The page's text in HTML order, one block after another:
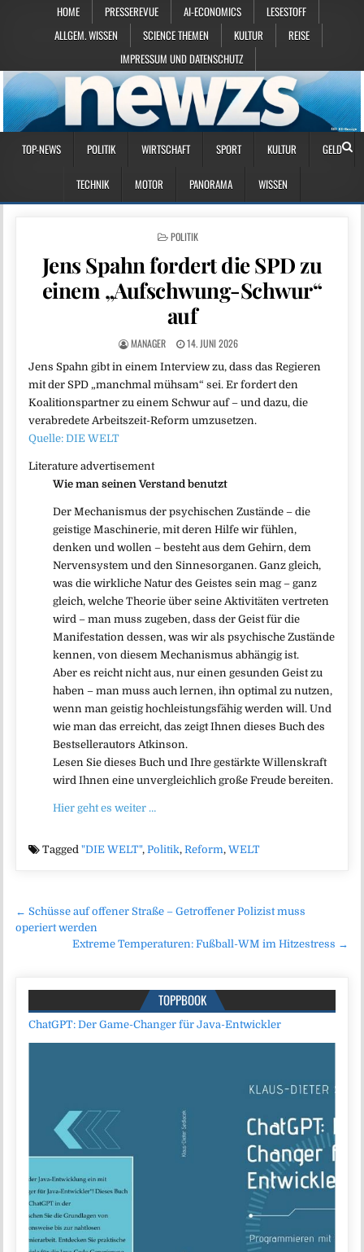
HOME PRESSEREVUE AI-ECONOMICS
LESESTOFF
ALLGEM. WISSEN
SCIENCE THEMEN KULTUR
REISE
IMPRESSUM UND DATENSCHUTZ
TOP-NEWS POLITIK WIRTSCHAFT SPORT KULTUR GELD
TECHNIK MOTOR PANORAMA WISSEN
POSTED IN
POLITIK
Jens Spahn fordert die SPD zu
einem „Aufschwung-Schwur“
auf
MANAGER 14. JUNI 2026
Jens Spahn gibt in einem Interview zu, dass das Regieren
mit der SPD „manchmal mühsam“ sei. Er fordert den
Koalitionspartner zu einem Schwur auf – und dazu, die
verabredete Arbeitszeit-Reform umzusetzen.
Quelle: DIE WELT
Literature advertisement
Wie man seinen Verstand benutzt
Der Mechanismus der psychischen Zustände – die
geistige Maschinerie, mit deren Hilfe wir fühlen,
denken und wollen – besteht aus dem Gehirn, dem
Nervensystem und den Sinnesorganen. Ganz gleich,
was die wirkliche Natur des Geistes sein mag – ganz
gleich, welche Theorie über seine Aktivitäten vertreten
wird – man muss zugeben, dass der Geist für die
Manifestation dessen, was wir als psychische Zustände
kennen, von diesem Mechanismus abhängig ist.
Aber es reicht nicht aus, nur einen gesunden Geist zu
haben – man muss auch lernen, ihn optimal zu nutzen,
wenn man geistig hochleistungsfähig werden will. Und
wie man das erreicht, das zeigt Ihnen dieses Buch des
Bestsellerautors Atkinson.
Lesen Sie dieses Buch und Ihre gestärkte Willenskraft
wird Ihnen eine unvergleichlich große Freude bereiten.
Hier geht es weiter …
Tagged"DIE WELT",Politik,Reform,WELT
Beitragsnavigation
← Schüsse auf offener Straße – Getroffener Polizist muss
operiert werden
Extreme Temperaturen: Fußball-WM im Hitzestress →
TOPPBOOK
ChatGPT: Der Game-Changer für Java-Entwickler